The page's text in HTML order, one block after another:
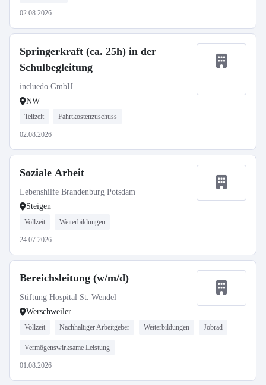
02.08.2026
Springerkraft (ca. 25h) in der
Schulbegleitung
incluedo GmbH
NW
Teilzeit Fahrtkostenzuschuss
02.08.2026
Soziale Arbeit
Lebenshilfe Brandenburg Potsdam
Steigen
Vollzeit Weiterbildungen
24.07.2026
Bereichsleitung (w/m/d)
Stiftung Hospital St. Wendel
Werschweiler
Vollzeit Nachhaltiger Arbeitgeber Weiterbildungen Jobrad
Vermögenswirksame Leistung
01.08.2026